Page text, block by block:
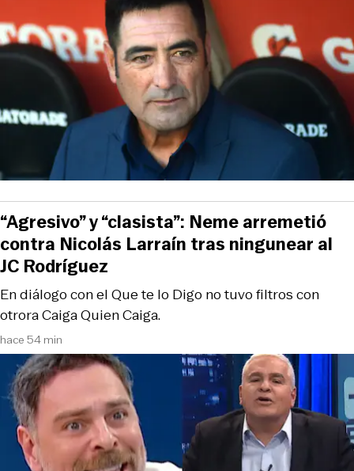
hace 54 min
En diálogo con el Que te lo Digo no tuvo filtros con
otrora Caiga Quien Caiga.
“Agresivo” y “clasista”: Neme arremetió
contra Nicolás Larraín tras ningunear al
JC Rodríguez